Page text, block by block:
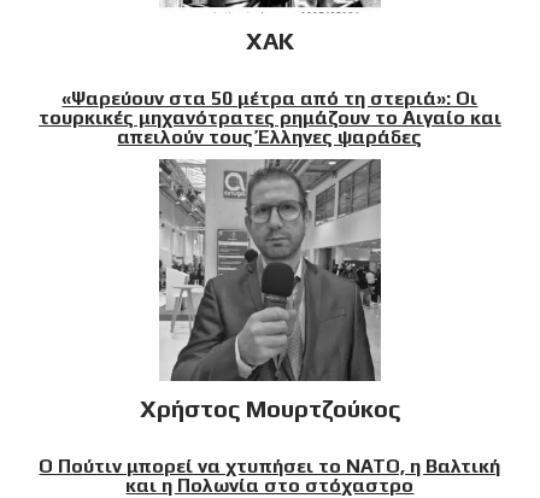
XAK
«Ψαρεύουν στα 50 μέτρα από τη στεριά»: Οι
τουρκικές μηχανότρατες ρημάζουν το Αιγαίο και
απειλούν τους Έλληνες ψαράδες
Χρήστος Μουρτζούκος
Ο Πούτιν μπορεί να χτυπήσει το ΝΑΤΟ, η Βαλτική
και η Πολωνία στο στόχαστρο